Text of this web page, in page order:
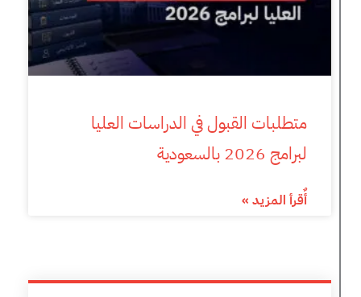
متطلبات القبول في الدراسات العليا
لبرامج 2026 بالسعودية
أٌقرأ المزيد »